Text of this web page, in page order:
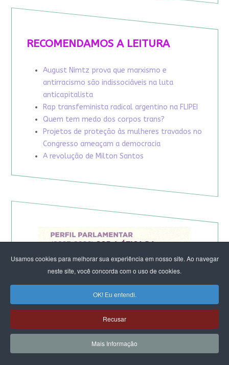
Usamos cookies para melhorar sua experiência em nosso site. Ao navegar
neste site, você concorda com o uso de cookies.
OK! Eu entendi.
Recusar
Mais Informação
RECOMENDAMOS A LEITURA
August Nimtz prova que marxismo e
antirracismo são indissociáveis na luta
anticapitalista
Rap transfeminista radical argentino na FLIPEI
Quem tem medo dos corpos trans?
Projetos de proteção às mulheres travados no
Congresso ameaçam a democracia
A revolução de Milton Santos